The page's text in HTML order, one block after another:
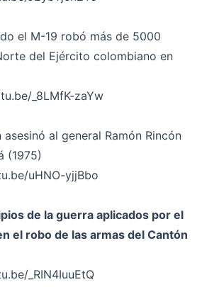
el M-19 robó más de 5000
del Ejército colombiano en
_8LMfK-zaYw
asesinó al general Ramón Rincón
(1975)
uHNO-yjjBbo
de la guerra aplicados por el
el robo de las armas del Cantón
_RIN4IuuEtQ